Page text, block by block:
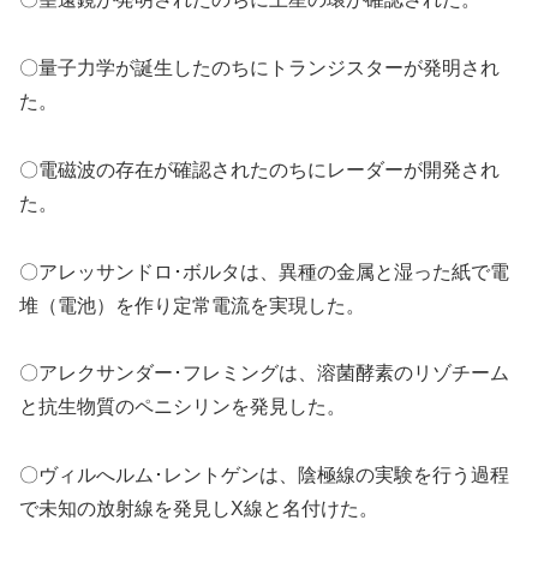
〇量子力学が誕生したのちにトランジスターが発明され
た。
〇電磁波の存在が確認されたのちにレーダーが開発され
た。
〇アレッサンドロ･ボルタは、異種の金属と湿った紙で電
堆（電池）を作り定常電流を実現した。
〇アレクサンダー･フレミングは、溶菌酵素のリゾチーム
と抗生物質のペニシリンを発見した。
〇ヴィルへルム･レントゲンは、陰極線の実験を行う過程
で未知の放射線を発見しX線と名付けた。